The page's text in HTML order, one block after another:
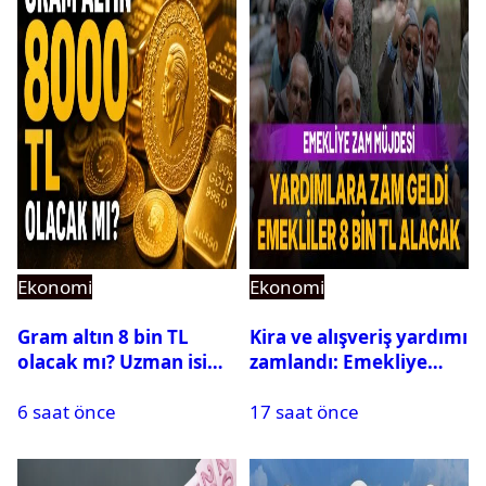
Ekonomi
Gram altın 8 bin TL
olacak mı? Uzman isim
açıkladı
6 saat önce
Ekonomi
Kira ve alışveriş yardımı
zamlandı: Emekliye
17 saat önce